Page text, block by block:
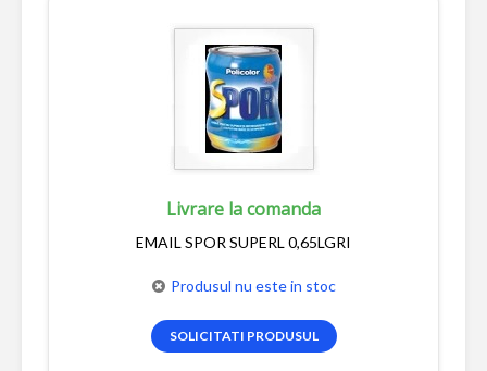
Livrare la comanda
EMAIL SPOR SUPERL 0,65LGRI
Produsul nu este in stoc
SOLICITATI PRODUSUL